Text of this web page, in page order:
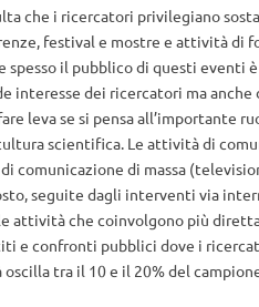
che i ricercatori privilegiano
festival e mostre e attività di
spesso il pubblico di questi
interesse dei ricercatori ma
leva se si pensa all’importante
scientifica. Le attività di
comunicazione di massa
seguite dagli interventi via
attività che coinvolgono più
e confronti pubblici dove i
tra il 10 e il 20% del